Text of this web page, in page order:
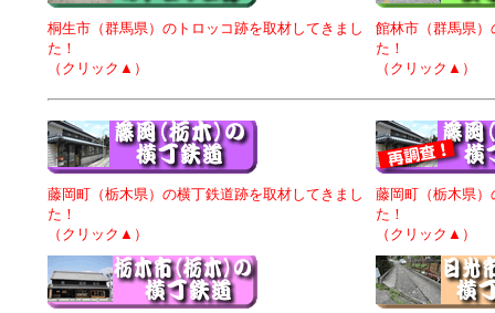
桐生市（群馬県）のトロッコ跡を取材してきまし
た！
（クリック▲）
館林市（群馬県
た！
（クリック▲）
藤岡町（栃木県）の横丁鉄道跡を取材してきまし
た！
（クリック▲）
藤岡町（栃木県
た！
（クリック▲）